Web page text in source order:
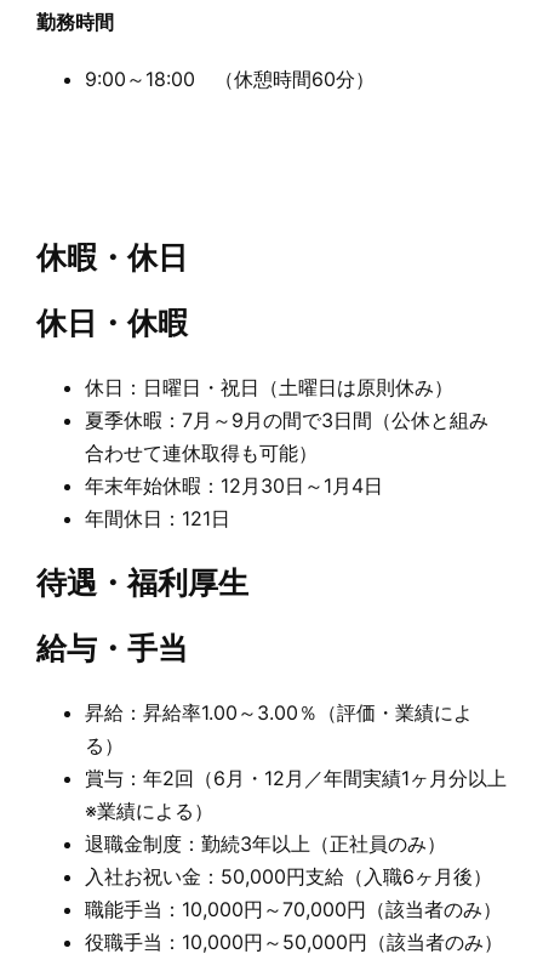
勤務時間
9:00～18:00 （休憩時間60分）
休暇・休日
休日・休暇
休日：日曜日・祝日（土曜日は原則休み）
夏季休暇：7月～9月の間で3日間（公休と組み
合わせて連休取得も可能）
年末年始休暇：12月30日～1月4日
年間休日：121日
待遇・福利厚生
給与・手当
昇給：昇給率1.00～3.00％（評価・業績によ
る）
賞与：年2回（6月・12月／年間実績1ヶ月分以上
※業績による）
退職金制度：勤続3年以上（正社員のみ）
入社お祝い金：50,000円支給（入職6ヶ月後）
職能手当：10,000円～70,000円（該当者のみ）
役職手当：10,000円～50,000円（該当者のみ）